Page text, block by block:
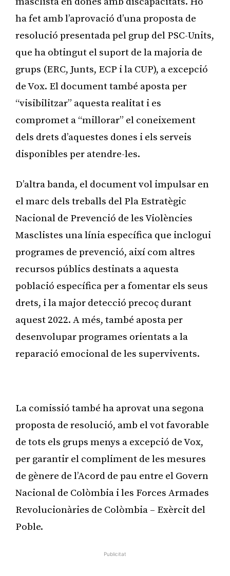
ha fet amb l’aprovació d’una proposta de
resolució presentada pel grup del PSC-Units,
que ha obtingut el suport de la majoria de
grups (ERC, Junts, ECP i la CUP), a excepció
de Vox. El document també aposta per
“visibilitzar” aquesta realitat i es
compromet a “millorar” el coneixement
dels drets d’aquestes dones i els serveis
disponibles per atendre-les.
D’altra banda, el document vol impulsar en
el marc dels treballs del Pla Estratègic
Nacional de Prevenció de les Violències
Masclistes una línia específica que inclogui
programes de prevenció, així com altres
recursos públics destinats a aquesta
població específica per a fomentar els seus
drets, i la major detecció precoç durant
aquest 2022. A més, també aposta per
desenvolupar programes orientats a la
reparació emocional de les supervivents.
La comissió també ha aprovat una segona
proposta de resolució, amb el vot favorable
de tots els grups menys a excepció de Vox,
per garantir el compliment de les mesures
de gènere de l’Acord de pau entre el Govern
Nacional de Colòmbia i les Forces Armades
Revolucionàries de Colòmbia – Exèrcit del
Poble.
Publicitat